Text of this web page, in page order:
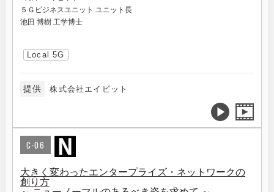
５Ｇビジネスユニット ユニット長
池田 博樹 工学博士
Local 5G
提供 株式会社エイビット
C-06
大きく変わったエンタープライズ・ネットワークの
創り方